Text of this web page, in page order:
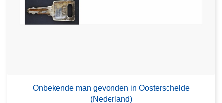
Onbekende man gevonden in Oosterschelde
(Nederland)